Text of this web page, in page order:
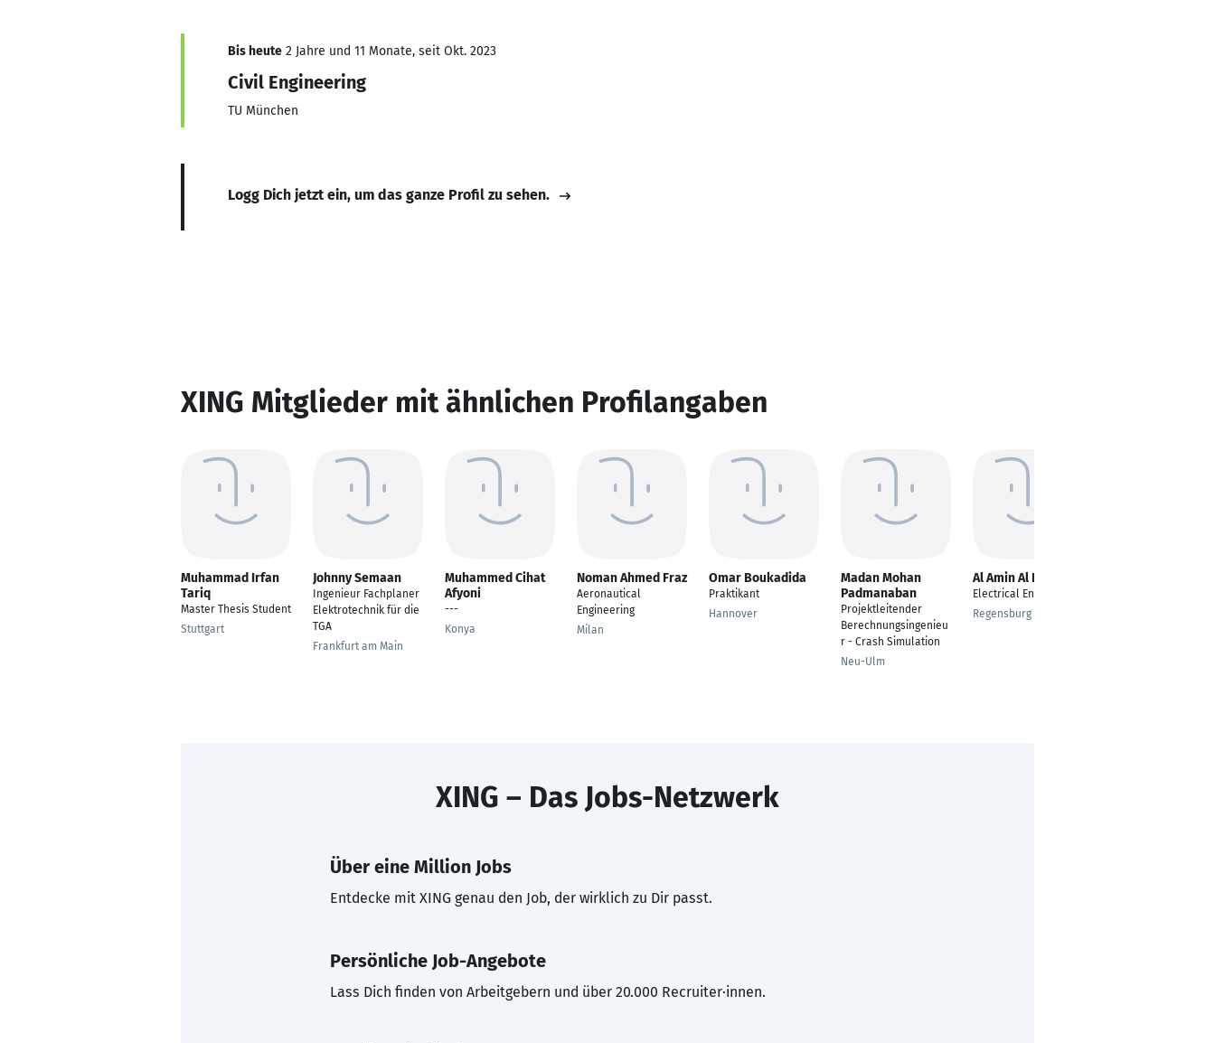
Bis heute 2 Jahre und 11 Monate, seit Okt. 2023
Civil Engineering
TU München
Logg Dich jetzt ein, um das ganze Profil zu sehen.
XING Mitglieder mit ähnlichen Profilangaben
Muhammad Irfan
Tariq
Master Thesis Student
Stuttgart
Johnny Semaan
Ingenieur Fachplaner
Elektrotechnik für die
TGA
Frankfurt am Main
Muhammed Cihat
Afyoni
---
Konya
Noman Ahmed Fraz
Aeronautical
Engineering
Milan
Omar Boukadida
Praktikant
Hannover
Madan Mohan
Padmanaban
Projektleitender
Berechnungsingenieu
r - Crash Simulation
Neu-Ulm
Al Amin Al Islam
Electrical Engineer
Regensburg
XING – Das Jobs-Netzwerk
Über eine Million Jobs
Entdecke mit XING genau den Job, der wirklich zu Dir passt.
Persönliche Job-Angebote
Lass Dich finden von Arbeitgebern und über 20.000 Recruiter·innen.